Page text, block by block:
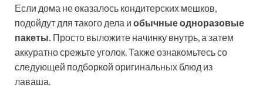
Если дома не оказалось кондитерских мешков,
подойдут для такого дела и обычные одноразовые
пакеты. Просто выложите начинку внутрь, а затем
аккуратно срежьте уголок. Также ознакомьтесь со
следующей подборкой оригинальных блюд из
лаваша.